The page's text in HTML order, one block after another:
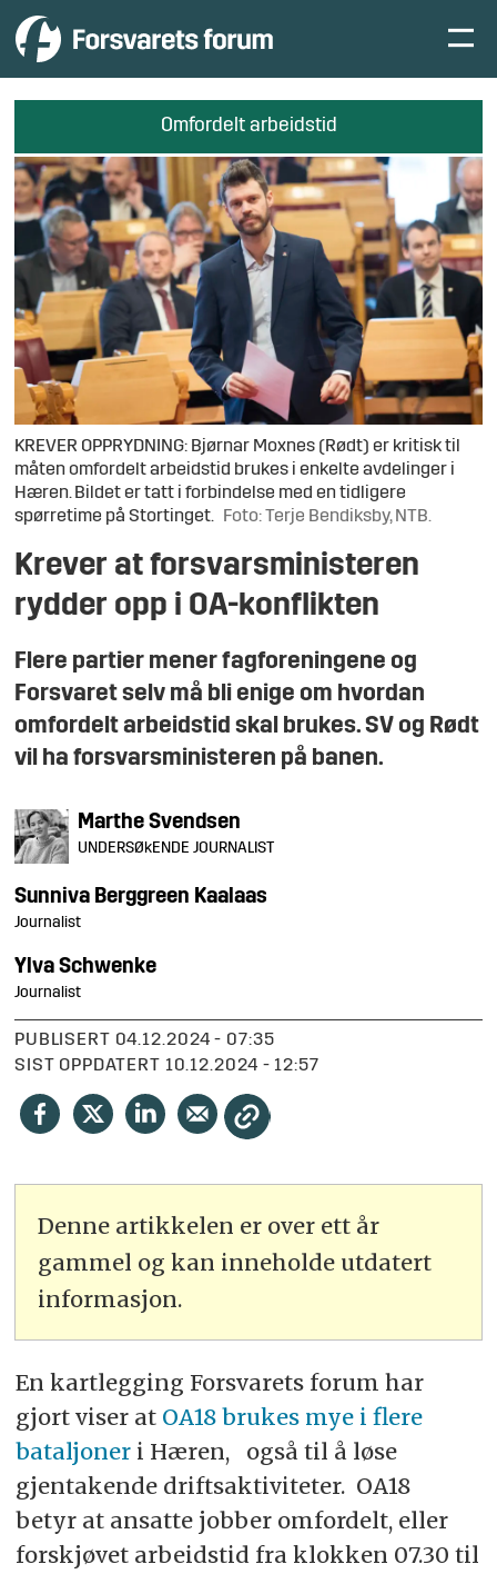
Omfordelt arbeidstid
KREVER OPPRYDNING: Bjørnar Moxnes (Rødt) er kritisk til
måten omfordelt arbeidstid brukes i enkelte avdelinger i
Hæren. Bildet er tatt i forbindelse med en tidligere
spørretime på Stortinget.
Foto: Terje Bendiksby, NTB.
Krever at forsvarsministeren
rydder opp i OA-konflikten
Flere partier mener fagforeningene og
Forsvaret selv må bli enige om hvordan
omfordelt arbeidstid skal brukes. SV og Rødt
vil ha forsvarsministeren på banen.
Marthe Svendsen
UNDERSØkENDE JOURNALIST
Sunniva Berggreen Kaalaas
Journalist
Ylva Schwenke
Journalist
PUBLISERT
04.12.2024 - 07:35
SIST OPPDATERT
10.12.2024 - 12:57
Denne artikkelen er over ett år
gammel og kan inneholde utdatert
informasjon.
En kartlegging Forsvarets forum har
gjort viser at OA18 brukes mye i flere
bataljoneri Hæren, også til å løse
gjentakende driftsaktiviteter. OA18
betyr at ansatte jobber omfordelt, eller
forskjøvet arbeidstid fra klokken 07.30 til